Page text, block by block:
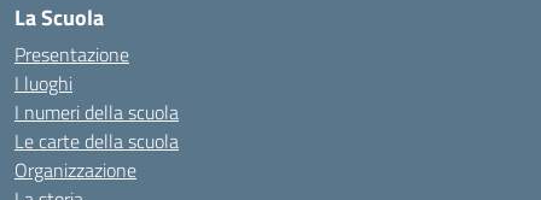
La Scuola
Presentazione
I luoghi
I numeri della scuola
Le carte della scuola
Organizzazione